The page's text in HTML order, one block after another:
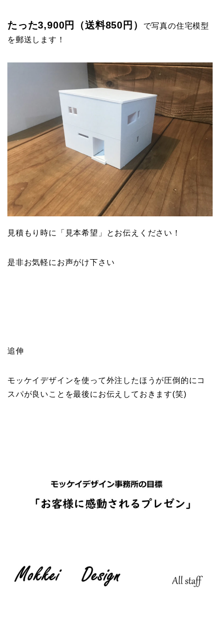
たった3,900円（送料850円）
で写真の住宅模型
を郵送します！
見積もり時に「見本希望」とお伝えください！
是非お気軽にお声がけ下さい
追伸
モッケイデザインを使って外注したほうが圧倒的にコ
スパが良いことを最後にお伝えしておきます(笑)